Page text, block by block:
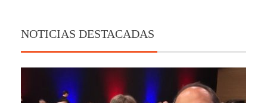
NOTICIAS DESTACADAS